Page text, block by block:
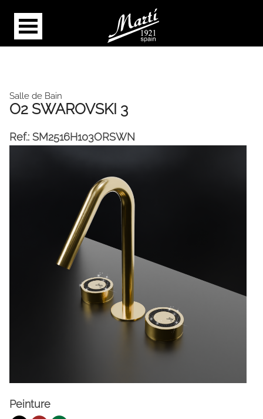
Salle de Bain
O2 SWAROVSKI 3
Ref.: SM2516H103ORSWN
Peinture